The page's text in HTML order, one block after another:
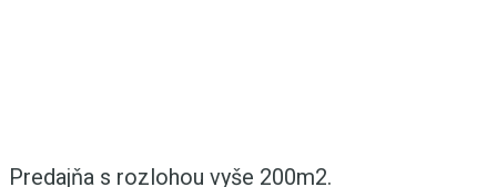
Predajňa s rozlohou vyše 200m2.